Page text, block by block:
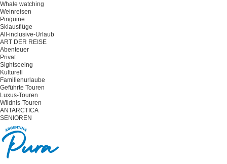
Whale watching
Weinreisen
Pinguine
Skiausflüge
All-inclusive-Urlaub
ART DER REISE
Abenteuer
Privat
Sightseeing
Kulturell
Familienurlaube
Geführte Touren
Luxus-Touren
Wildnis-Touren
ANTARCTICA
SENIOREN